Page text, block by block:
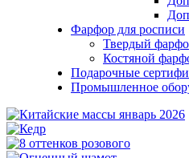
Фарфор для росписи
Твердый
Костяной
Подарочные
Промышленное